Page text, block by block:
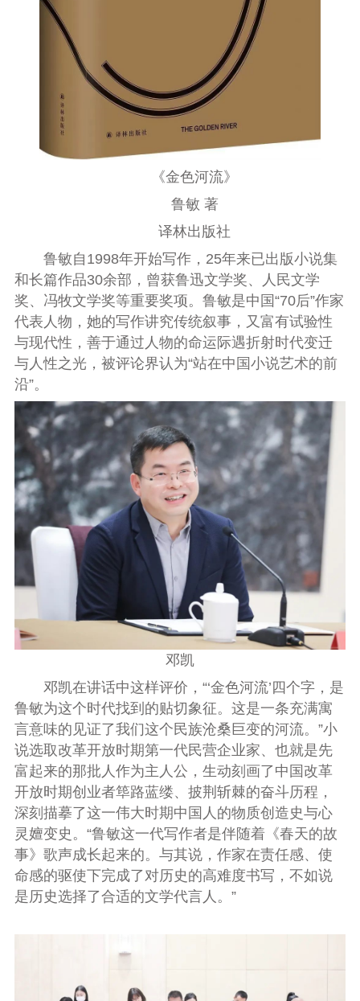
《金色河流》
鲁敏 著
译林出版社
鲁敏自1998年开始写作，25年来已出版小说集
和长篇作品30余部，曾获鲁迅文学奖、人民文学
奖、冯牧文学奖等重要奖项。鲁敏是中国“70后”作家
代表人物，她的写作讲究传统叙事，又富有试验性
与现代性，善于通过人物的命运际遇折射时代变迁
与人性之光，被评论界认为“站在中国小说艺术的前
沿”。
邓凯
邓凯在讲话中这样评价，“‘金色河流’四个字，是
鲁敏为这个时代找到的贴切象征。这是一条充满寓
言意味的见证了我们这个民族沧桑巨变的河流。”小
说选取改革开放时期第一代民营企业家、也就是先
富起来的那批人作为主人公，生动刻画了中国改革
开放时期创业者筚路蓝缕、披荆斩棘的奋斗历程，
深刻描摹了这一伟大时期中国人的物质创造史与心
灵嬗变史。“鲁敏这一代写作者是伴随着《春天的故
事》歌声成长起来的。与其说，作家在责任感、使
命感的驱使下完成了对历史的高难度书写，不如说
是历史选择了合适的文学代言人。”